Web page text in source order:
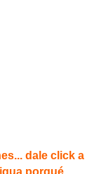
dale click a
porqué